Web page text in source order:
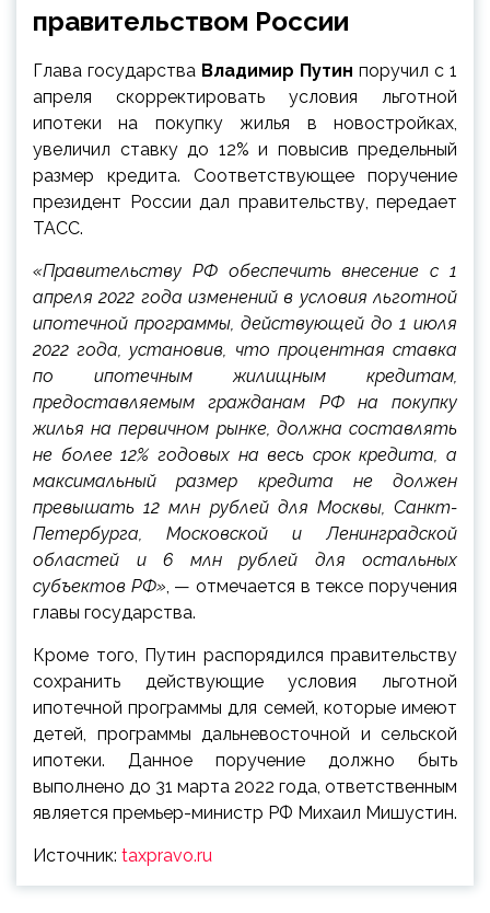
правительством России
Глава государства Владимир Путин поручил с 1
апреля скорректировать условия льготной
ипотеки на покупку жилья в новостройках,
увеличил ставку до 12% и повысив предельный
размер кредита. Соответствующее поручение
президент России дал правительству, передает
ТАСС.
«Правительству РФ обеспечить внесение с 1
апреля 2022 года изменений в условия льготной
ипотечной программы, действующей до 1 июля
2022 года, установив, что процентная ставка
по ипотечным жилищным кредитам,
предоставляемым гражданам РФ на покупку
жилья на первичном рынке, должна составлять
не более 12% годовых на весь срок кредита, а
максимальный размер кредита не должен
превышать 12 млн рублей для Москвы, Санкт-
Петербурга, Московской и Ленинградской
областей и 6 млн рублей для остальных
субъектов РФ», — отмечается в тексе поручения
главы государства.
Кроме того, Путин распорядился правительству
сохранить действующие условия льготной
ипотечной программы для семей, которые имеют
детей, программы дальневосточной и сельской
ипотеки. Данное поручение должно быть
выполнено до 31 марта 2022 года, ответственным
является премьер-министр РФ Михаил Мишустин.
Источник: taxpravo.ru